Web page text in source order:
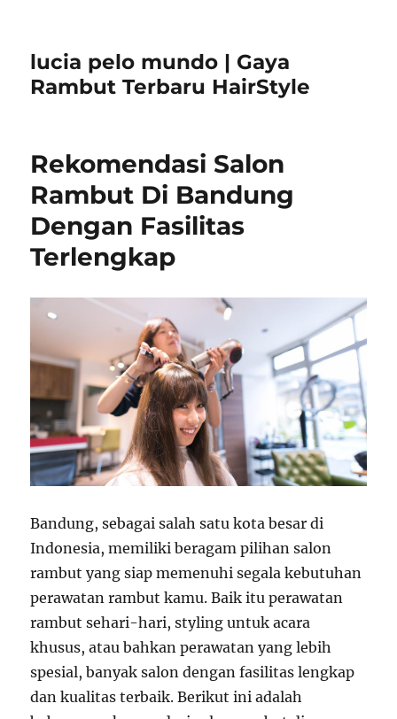
lucia pelo mundo | Gaya
Rambut Terbaru HairStyle
Rekomendasi Salon
Rambut Di Bandung
Dengan Fasilitas
Terlengkap
Bandung, sebagai salah satu kota besar di
Indonesia, memiliki beragam pilihan salon
rambut yang siap memenuhi segala kebutuhan
perawatan rambut kamu. Baik itu perawatan
rambut sehari-hari, styling untuk acara
khusus, atau bahkan perawatan yang lebih
spesial, banyak salon dengan fasilitas lengkap
dan kualitas terbaik. Berikut ini adalah